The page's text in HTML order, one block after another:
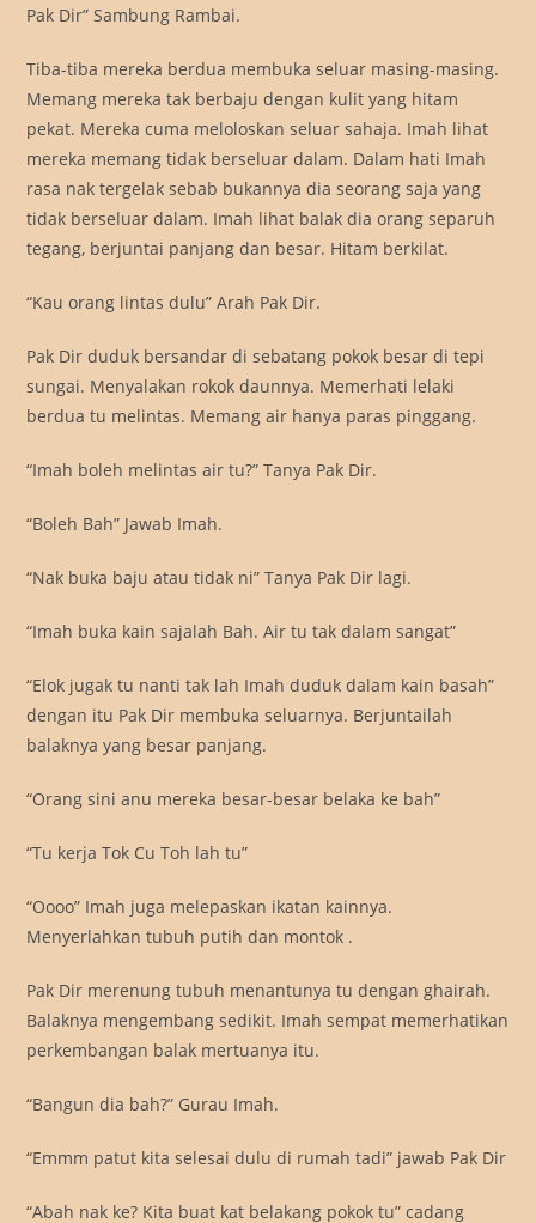
Pak Dir” Sambung Rambai.
Tiba-tiba mereka berdua membuka seluar masing-masing.
Memang mereka tak berbaju dengan kulit yang hitam
pekat. Mereka cuma meloloskan seluar sahaja. Imah lihat
mereka memang tidak berseluar dalam. Dalam hati Imah
rasa nak tergelak sebab bukannya dia seorang saja yang
tidak berseluar dalam. Imah lihat balak dia orang separuh
tegang, berjuntai panjang dan besar. Hitam berkilat.
“Kau orang lintas dulu” Arah Pak Dir.
Pak Dir duduk bersandar di sebatang pokok besar di tepi
sungai. Menyalakan rokok daunnya. Memerhati lelaki
berdua tu melintas. Memang air hanya paras pinggang.
“Imah boleh melintas air tu?” Tanya Pak Dir.
“Boleh Bah” Jawab Imah.
“Nak buka baju atau tidak ni” Tanya Pak Dir lagi.
“Imah buka kain sajalah Bah. Air tu tak dalam sangat”
“Elok jugak tu nanti tak lah Imah duduk dalam kain basah”
dengan itu Pak Dir membuka seluarnya. Berjuntailah
balaknya yang besar panjang.
“Orang sini anu mereka besar-besar belaka ke bah”
“Tu kerja Tok Cu Toh lah tu”
“Oooo” Imah juga melepaskan ikatan kainnya.
Menyerlahkan tubuh putih dan montok .
Pak Dir merenung tubuh menantunya tu dengan ghairah.
Balaknya mengembang sedikit. Imah sempat memerhatikan
perkembangan balak mertuanya itu.
“Bangun dia bah?” Gurau Imah.
“Emmm patut kita selesai dulu di rumah tadi” jawab Pak Dir
“Abah nak ke? Kita buat kat belakang pokok tu” cadang